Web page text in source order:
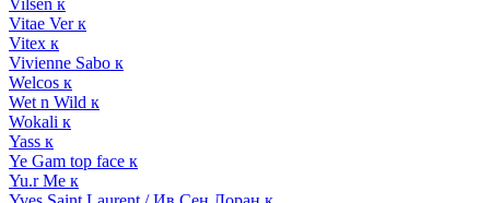
Vilsen к
Vitae Ver к
Vitex к
Vivienne Sabo к
Welcos к
Wet n Wild к
Wokali к
Yass к
Ye Gam top face к
Yu.r Me к